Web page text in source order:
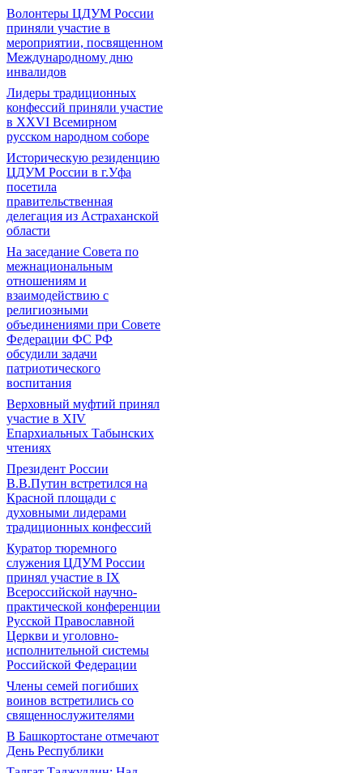
Волонтеры ЦДУМ России
приняли участие в
мероприятии, посвященном
Международному дню
инвалидов
Лидеры традиционных
конфессий приняли участие
в XXVI Всемирном
русском народном соборе
Историческую резиденцию
ЦДУМ России в г.Уфа
посетила
правительственная
делегация из Астраханской
области
На заседание Совета по
межнациональным
отношениям и
взаимодействию с
религиозными
объединениями при Совете
Федерации ФС РФ
обсудили задачи
патриотического
воспитания
Верховный муфтий принял
участие в ХIV
Епархиальных Табынских
чтениях
Президент России
В.В.Путин встретился на
Красной площади с
духовными лидерами
традиционных конфессий
Куратор тюремного
служения ЦДУМ России
принял участие в IX
Всероссийской научно-
практической конференции
Русской Православной
Церкви и уголовно-
исполнительной системы
Российской Федерации
Члены семей погибших
воинов встретились со
священнослужителями
В Башкортостане отмечают
День Республики